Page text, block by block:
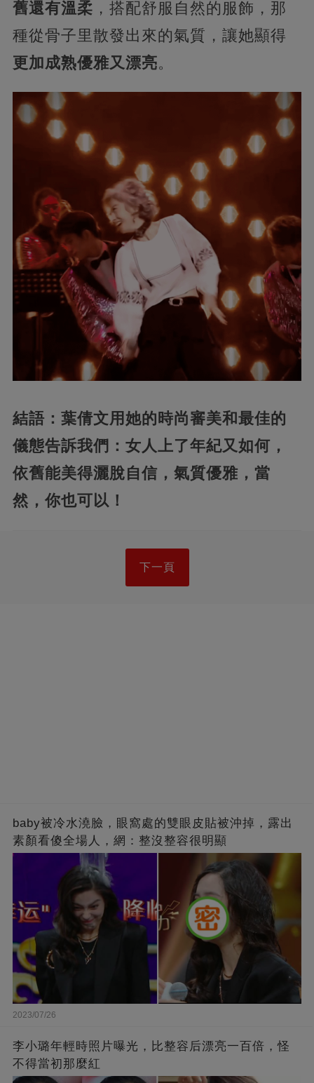
舊還有溫柔 ，搭配舒服自然的服飾，那
種從骨子里散發出來的氣質，讓她顯得
更加成熟優雅又漂亮。
結語：葉倩文用她的時尚審美和最佳的
儀態告訴我們：女人上了年紀又如何，
依舊能美得灑脫自信，氣質優雅，當
然，你也可以！
下一頁
baby被冷水澆臉，眼窩處的雙眼皮貼被沖掉，露出
素顏看傻全場人，網：整沒整容很明顯
2023/07/26
李小璐年輕時照片曝光，比整容后漂亮一百倍，怪
不得當初那麼紅